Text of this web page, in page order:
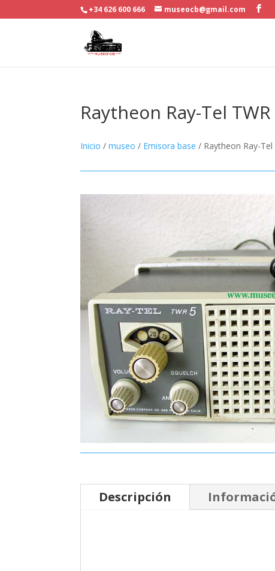
+34 626 600 666 museocb@gmail.com
Raytheon Ray-Tel
Inicio /museo / Emisora base / Raytheon Ray-Tel
Descripción